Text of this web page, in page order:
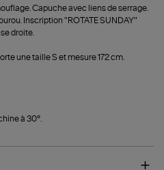
Capuche avec liens de serrage.
Inscription "ROTATE SUNDAY"
droite.
une taille S et mesure 172 cm.
à 30°.